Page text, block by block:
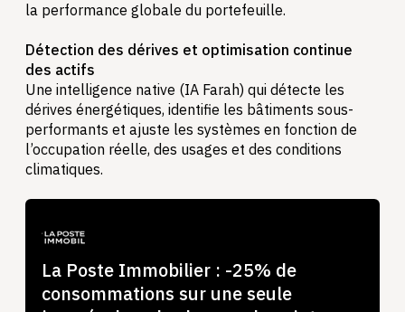
la performance globale du portefeuille.
Détection des dérives et optimisation continue
des actifs
Une intelligence native (IA Farah) qui détecte les
dérives énergétiques, identifie les bâtiments sous-
performants et ajuste les systèmes en fonction de
l’occupation réelle, des usages et des conditions
climatiques.
La Poste Immobilier : -25% de
consommations sur une seule